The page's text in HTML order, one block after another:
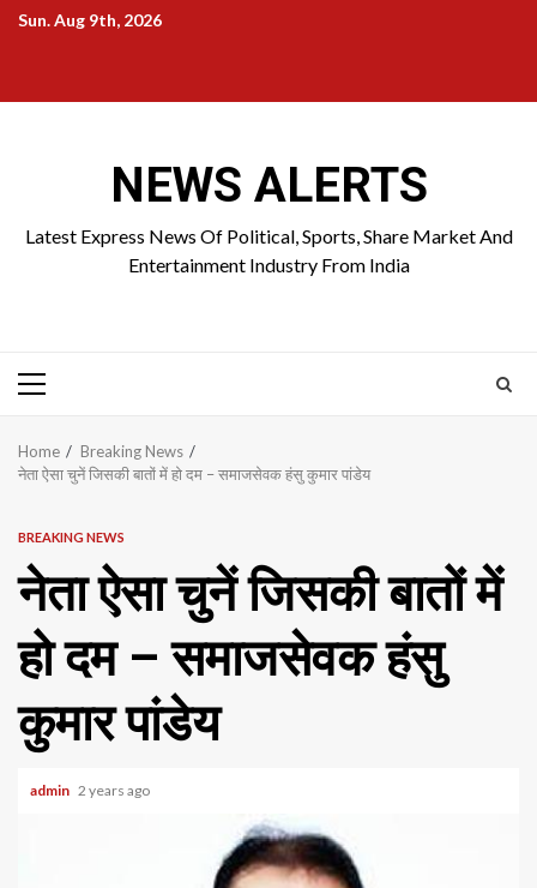
SkipSun. Aug 9th, 2026
NEWS ALERTS
Latest Express News Of Political, Sports, Share Market And
Entertainment Industry From India
Primary
Home
Breaking News
नेता ऐसा चुनें जिसकी बातों में हो दम – समाजसेवक हंसु कुमार पांडेय
BREAKING NEWS
नेता ऐसा चुनें जिसकी बातों में
हो दम – समाजसेवक हंसु
कुमार पांडेय
admin 2 years ago